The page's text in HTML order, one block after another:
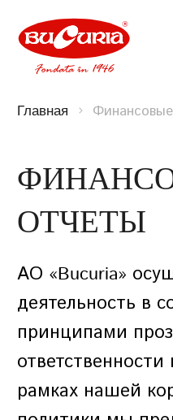
Главная
ОТЧЕТЫ
АО «Bucuria»
деятельность в
принципами
рамках нашей
ИМЯ И ФАМИЛИЯ
EMAIL
EMAIL
ПАРОЛЬ
ПАРОЛЯ
Введите e-mail,
EMAIL
EMAIL